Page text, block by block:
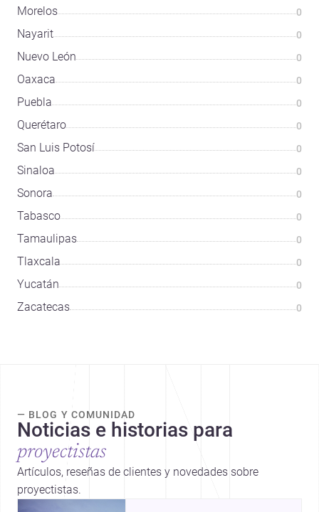
Morelos 0
Nayarit 0
Nuevo León 0
Oaxaca 0
Puebla 0
Querétaro 0
San Luis Potosí 0
Sinaloa 0
Sonora 0
Tabasco 0
Tamaulipas 0
Tlaxcala 0
Yucatán 0
Zacatecas 0
— BLOG Y COMUNIDAD
Noticias e historias para
proyectistas
Artículos, reseñas de clientes y novedades sobre
proyectistas.